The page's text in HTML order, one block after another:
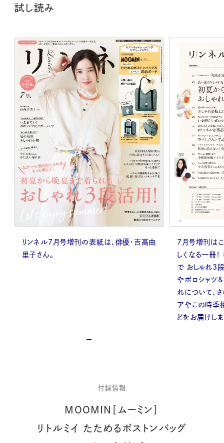
試し読み
リンネル7月号増刊の表紙は、俳優・吉高由
里子さん。
7月号増刊は
しくなる一冊
で おしゃれ3段
やポロシャツ
れについて、
アやこの時季
どをお届けしま
付録情報
MOOMIN［ムーミン］
リトルミイ たためるボストンバッグ